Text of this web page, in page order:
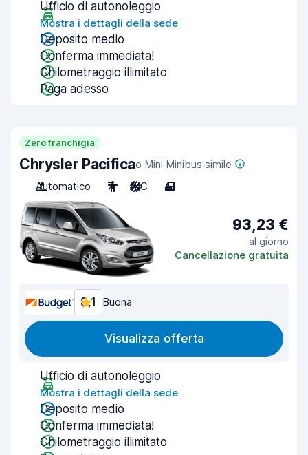
Ufficio di autonoleggio
Mostra i dettagli della sede
Deposito medio
Conferma immediata!
Chilometraggio illimitato
Paga adesso
Zero franchigia
Chrysler Pacificao Mini Minibus simile
Automatico
7 A/C 4
93,23 €
al giorno
Cancellazione gratuita
8,1 Buona
Visualizza offerta
Ufficio di autonoleggio
Mostra i dettagli della sede
Deposito medio
Conferma immediata!
Chilometraggio illimitato